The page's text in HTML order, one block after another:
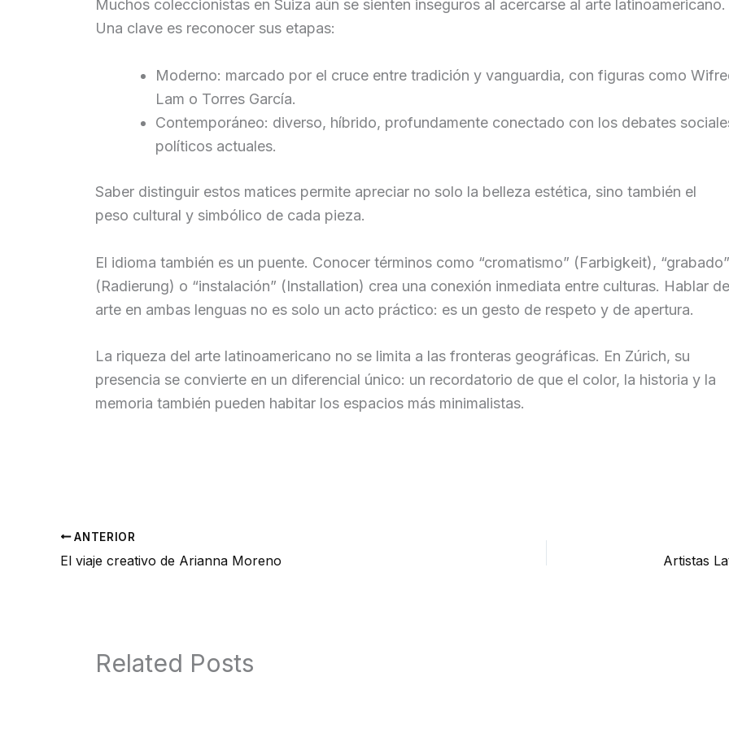
Muchos coleccionistas en Suiza aún se sienten inseguros al acercarse al arte latinoamericano.
Una clave es reconocer sus etapas:
Moderno: marcado por el cruce entre tradición y vanguardia, con figuras como
Lam o Torres García.
Contemporáneo: diverso, híbrido, profundamente conectado con los debates
políticos actuales.
Saber distinguir estos matices permite apreciar no solo la belleza estética, sino también el
peso cultural y simbólico de cada pieza.
El idioma también es un puente. Conocer términos como “cromatismo” (Farbigkeit), “grabado”
(Radierung) o “instalación” (Installation) crea una conexión inmediata entre culturas. Hablar de
arte en ambas lenguas no es solo un acto práctico: es un gesto de respeto y de apertura.
La riqueza del arte latinoamericano no se limita a las fronteras geográficas. En Zúrich, su
presencia se convierte en un diferencial único: un recordatorio de que el color, la historia y la
memoria también pueden habitar los espacios más minimalistas.
ANTERIOR
El viaje creativo de Arianna Moreno Artistas
Related Posts